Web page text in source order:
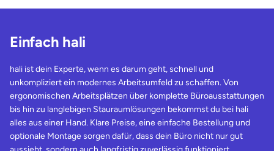
Einfach hali
hali ist dein Experte, wenn es darum geht, schnell und
unkompliziert ein modernes Arbeitsumfeld zu schaffen. Von
ergonomischen Arbeitsplätzen über komplette Büroausstattungen
bis hin zu langlebigen Stauraumlösungen bekommst du bei hali
alles aus einer Hand. Klare Preise, eine einfache Bestellung und
optionale Montage sorgen dafür, dass dein Büro nicht nur gut